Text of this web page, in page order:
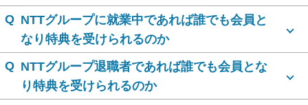
Q NTTグループに就業中であれば誰でも会員と
なり特典を受けられるのか
Q NTTグループ退職者であれば誰でも会員とな
り特典を受けられるのか